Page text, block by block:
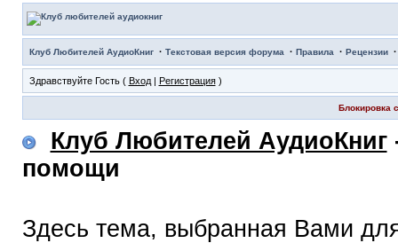
Клуб Любителей АудиоКниг· Текстовая версия форума · Правила · Рецензии
Здравствуйте Гость ( Вход| Регистрация)
Блокировка
Клуб Любителей АудиоКниг
помощи
Здесь тема, выбранная Вами